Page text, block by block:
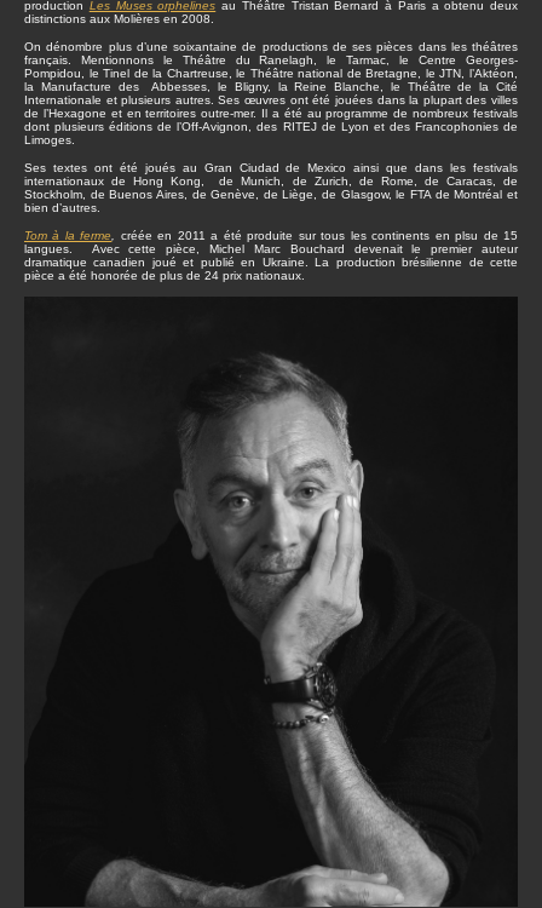
production Les Muses orphelines au Théâtre Tristan Bernard à Paris a obtenu deux
distinctions aux Molières en 2008.
On dénombre plus d’une soixantaine de productions de ses pièces dans les théâtres
français. Mentionnons le Théâtre du Ranelagh, le Tarmac, le Centre Georges-
Pompidou, le Tinel de la Chartreuse, le Théâtre national de Bretagne, le JTN, l’Aktéon,
la Manufacture des Abbesses, le Bligny, la Reine Blanche, le Théâtre de la Cité
Internationale et plusieurs autres. Ses œuvres ont été jouées dans la plupart des villes
de l’Hexagone et en territoires outre-mer. Il a été au programme de nombreux festivals
dont plusieurs éditions de l’Off-Avignon, des RITEJ de Lyon et des Francophonies de
Limoges.
Ses textes ont été joués au Gran Ciudad de Mexico ainsi que dans les festivals
internationaux de Hong Kong, de Munich, de Zurich, de Rome, de Caracas, de
Stockholm, de Buenos Aires, de Genève, de Liège, de Glasgow, le FTA de Montréal et
bien d’autres.
Tom à la ferme
créée en 2011 a été produite sur tous les continents en plsu de 15
langues. Avec cette pièce, Michel Marc Bouchard devenait le premier auteur
dramatique canadien joué et publié en Ukraine. La production brésilienne de cette
pièce a été honorée de plus de 24 prix nationaux.